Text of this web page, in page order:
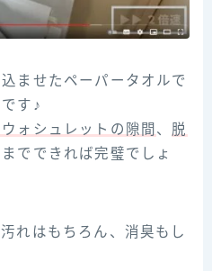
ませたペーパータオルで
す♪
ォシュレットの隙間 、 脱
でできれば完璧でしょ
れはもちろん、消臭もし